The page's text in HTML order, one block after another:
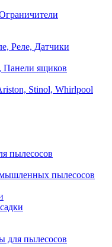
Реле, Датчики
Панели ящиков
Stinol, Whirlpool
пылесосов
пылесосов
для пылесосов